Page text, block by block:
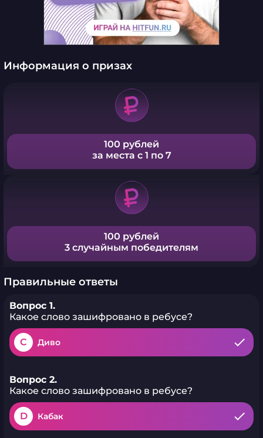
Информация о призах
100 рублей
за места с 1 по 7
100 рублей
3 случайным победителям
Правильные ответы
Вопрос 1.
Какое слово зашифровано в ребусе?
C Диво
Вопрос 2.
Какое слово зашифровано в ребусе?
D Кабак